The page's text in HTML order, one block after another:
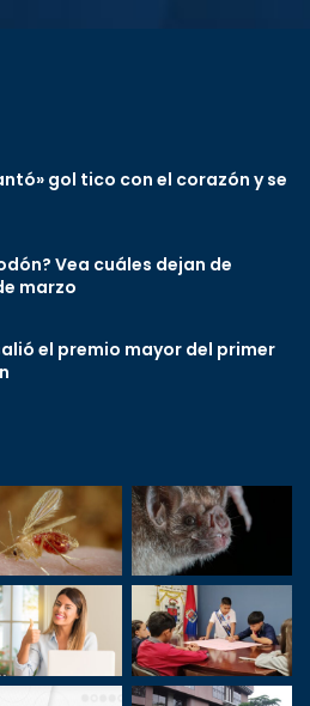
gol tico con el corazón y se
Vea cuáles dejan de
marzo
el premio mayor del primer